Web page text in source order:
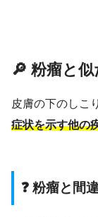
🔎 粉瘤と
皮膚の下のしこ
症状を示す他の
❓ 粉瘤と間